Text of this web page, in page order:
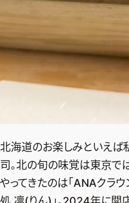
北海道のお楽しみといえば
司。北の旬の味覚は東京で
やってきたのは「ANAクラ